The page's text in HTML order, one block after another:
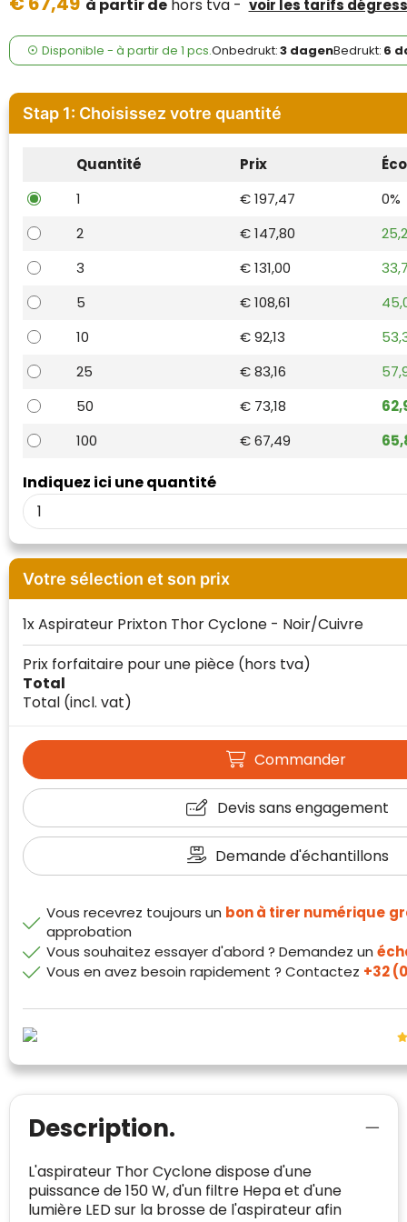
Fresh 'n Rebel
GolfOriginals
James Harvest
Kingcap
MyKit
Ocean Bottle
Parker
à partir dehors tva - voir les tarifs
Disponible - à partir de 1 pcs.Onbedrukt:3 dagenBedrukt: 6
Stap 1: Choisissez votre quantité
Quantité Prix
1
€ 197,47
0%
2
€ 147,80
3
€ 131,00
5
€ 108,61
10
€ 92,13
25
€ 83,16
50
€ 73,18
100
€ 67,49
Indiquez ici une quantité
Votre sélection et son prix
1x Aspirateur Prixton Thor Cyclone - Noir/Cuivre
Total
Total (incl. vat)
Prix forfaitaire pour une pièce (hors tva)
Commander
Devis sans engagement
Demande d'échantillons
Vous recevrez toujours un bon à tirer numérique
approbation
Vous souhaitez essayer d'abord ? Demandez un
Vous en avez besoin rapidement ? Contactez +32
Description.
L'aspirateur Thor Cyclone dispose d'une
puissance de 150 W, d'un filtre Hepa et d'une
lumière LED sur la brosse de l'aspirateur afin
Klantenbeoordelingen laten zien hoe een
website in het algemeen aan de behoeften
websitebezoekers toegang te geven tot
Alleen beoordelingen die voldoen aan de
bewezen is dat ze spamvrij zijn worden door
de verschillende platforms geaccepteerd en
meegeteld in de scores.
Trustindex meet voortdurend de
klanttevredenheid op basis van
beoordelingen. Minder dan 1% van de
ondervraagde klanten meldde een
Trustindex heeft de contactgegevens van de
website en de bedrijfsgegevens